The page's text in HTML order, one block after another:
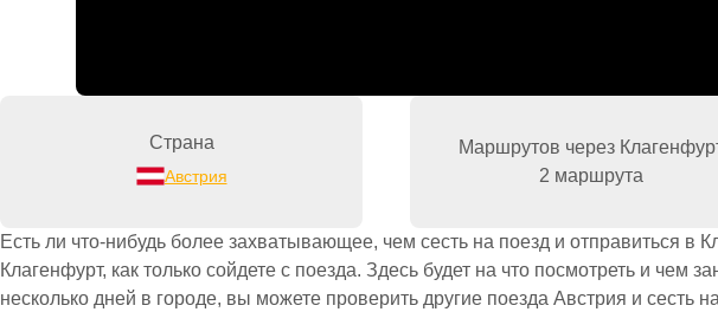
Страна
Австрия
Маршрутов через
2 маршрута
Есть ли что-нибудь более захватывающее, чем сесть на поезд и отправиться
Клагенфурт, как только сойдете с поезда. Здесь будет на что посмотреть и чем
несколько дней в городе, вы можете проверить другие поезда Австрия и